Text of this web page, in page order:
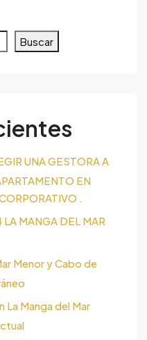
Buscar
UNA GESTORA A
EN
.
MANGA DEL MAR
Menor y Cabo de
La Manga del Mar